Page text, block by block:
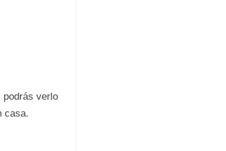
podrás verlo
casa.